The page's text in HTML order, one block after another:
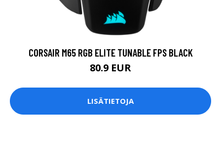
CORSAIR M65 RGB ELITE TUNABLE FPS BLACK
80.9 EUR
LISÄTIETOJA